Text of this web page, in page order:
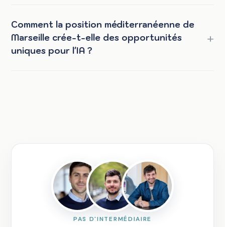
Comment la position méditerranéenne de
Marseille crée-t-elle des opportunités
uniques pour l'IA ?
PAS D'INTERMÉDIAIRE